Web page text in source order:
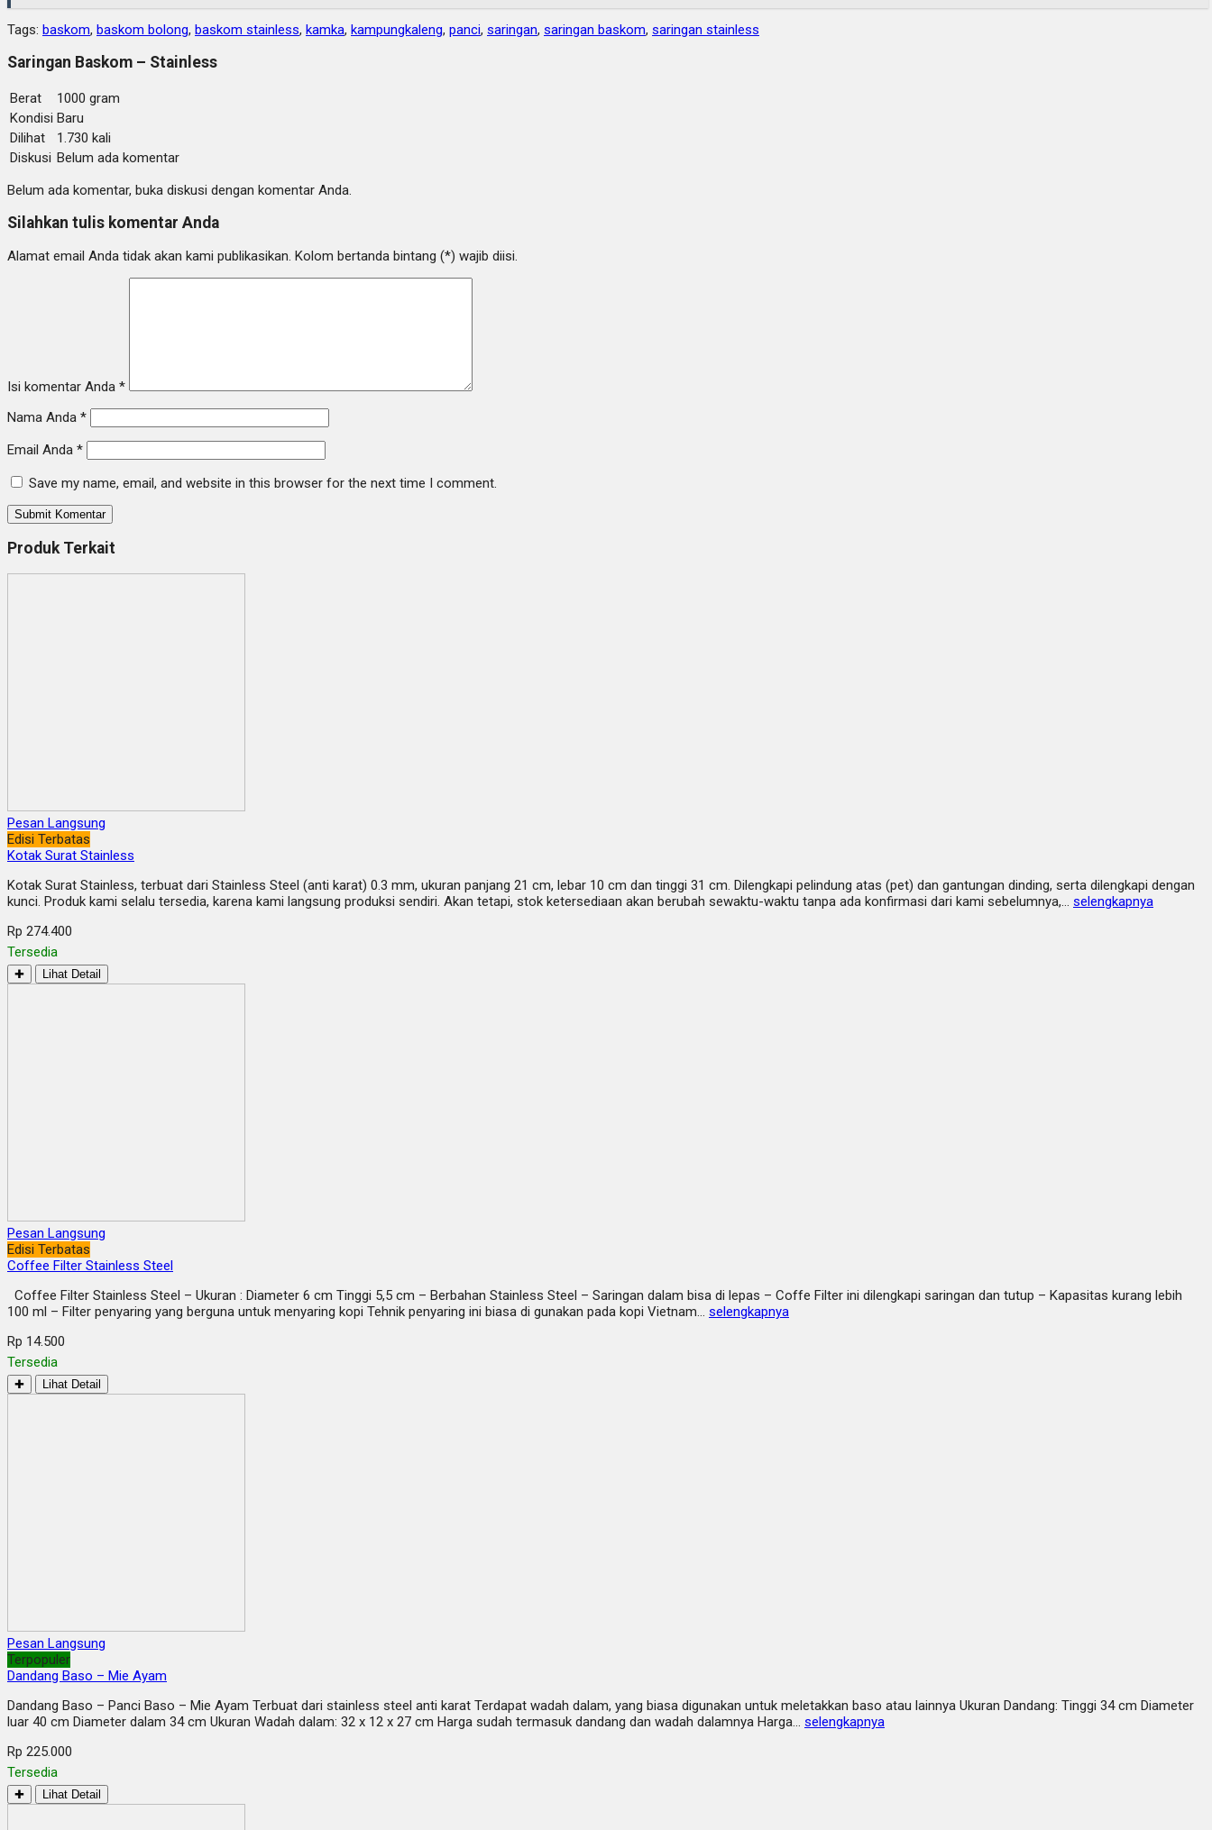
Tags: baskom, baskom bolong, baskom stainless, kamka, kampungkaleng, panci, saringan, saringan baskom, saringan stainless
Saringan Baskom – Stainless
Berat
1000 gram
Kondisi Baru
Dilihat
1.730 kali
Diskusi Belum ada komentar
Belum ada komentar, buka diskusi dengan komentar Anda.
Silahkan tulis komentar Anda
Alamat email Anda tidak akan kami publikasikan. Kolom bertanda bintang (*) wajib diisi.
Isi komentar Anda *
Nama Anda *
Email Anda *
Save my name, email, and website in this browser for the next time I comment.
Produk Terkait
Pesan Langsung
Edisi Terbatas
Kotak Surat Stainless
Kotak Surat Stainless, terbuat dari Stainless Steel (anti karat) 0.3 mm, ukuran panjang 21 cm, lebar 10 cm dan tinggi 31 cm. Dilengkapi pelindung atas (pet) dan gantungan dinding, serta dilengkapi dengan
kunci. Produk kami selalu tersedia, karena kami langsung produksi sendiri. Akan tetapi, stok ketersediaan akan berubah sewaktu-waktu tanpa ada konfirmasi dari kami sebelumnya,… selengkapnya
Rp 274.400
Tersedia
✚ Lihat Detail
Pesan Langsung
Edisi Terbatas
Coffee Filter Stainless Steel
Coffee Filter Stainless Steel – Ukuran : Diameter 6 cm Tinggi 5,5 cm – Berbahan Stainless Steel – Saringan dalam bisa di lepas – Coffe Filter ini dilengkapi saringan dan tutup – Kapasitas kurang lebih
100 ml – Filter penyaring yang berguna untuk menyaring kopi Tehnik penyaring ini biasa di gunakan pada kopi Vietnam… selengkapnya
Rp 14.500
Tersedia
✚ Lihat Detail
Pesan Langsung
Terpopuler
Dandang Baso – Mie Ayam
Dandang Baso – Panci Baso – Mie Ayam Terbuat dari stainless steel anti karat Terdapat wadah dalam, yang biasa digunakan untuk meletakkan baso atau lainnya Ukuran Dandang: Tinggi 34 cm Diameter
luar 40 cm Diameter dalam 34 cm Ukuran Wadah dalam: 32 x 12 x 27 cm Harga sudah termasuk dandang dan wadah dalamnya Harga… selengkapnya
Rp 225.000
Tersedia
✚ Lihat Detail